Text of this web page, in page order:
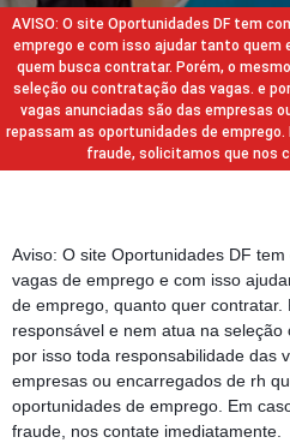
AVISO: O site Oportunidades DF tem
emprego e com isso ajudar tanto quem
quem busca contratar. Porém, o
seleção ou contratação das vagas. e
vagas anunciadas são das empresas
repassam as oportunidades de
fraude, solicitamos que nos
Aviso: O site Oportunidades DF
vagas de emprego e com isso
de emprego, quanto quer contratar.
responsável e nem atua na
por isso toda responsabilidade das
empresas ou encarregados de rh
oportunidades de emprego. Em
fraude, nos contate imediatamente.